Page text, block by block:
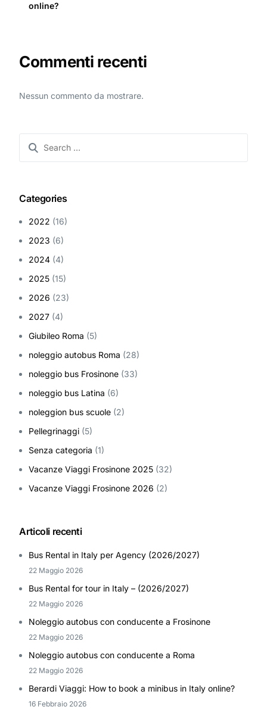
online?
Commenti recenti
Nessun commento da mostrare.
Categories
2022 (16)
2023 (6)
2024 (4)
2025 (15)
2026 (23)
2027 (4)
Giubileo Roma (5)
noleggio autobus Roma (28)
noleggio bus Frosinone (33)
noleggio bus Latina (6)
noleggion bus scuole (2)
Pellegrinaggi (5)
Senza categoria (1)
Vacanze Viaggi Frosinone 2025 (32)
Vacanze Viaggi Frosinone 2026 (2)
Articoli recenti
Bus Rental in Italy per Agency (2026/2027)
22 Maggio 2026
Bus Rental for tour in Italy – (2026/2027)
22 Maggio 2026
Noleggio autobus con conducente a Frosinone
22 Maggio 2026
Noleggio autobus con conducente a Roma
22 Maggio 2026
Berardi Viaggi: How to book a minibus in Italy online?
16 Febbraio 2026